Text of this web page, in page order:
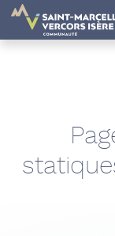
Panneau de gestion